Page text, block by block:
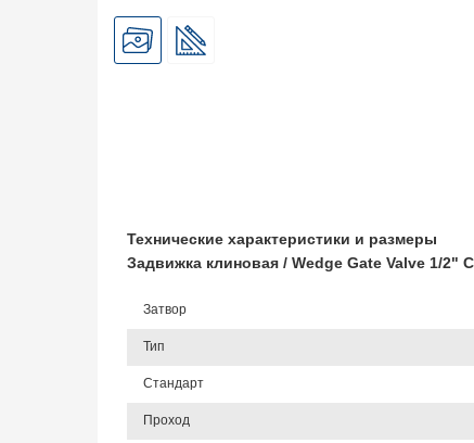
Технические характеристики и размеры
Задвижка клиновая / Wedge Gate Valve 1/2"
Затвор
Тип
Стандарт
Проход